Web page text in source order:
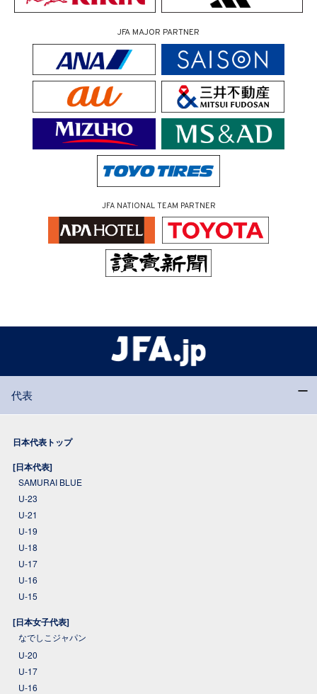
JFA MAJOR PARTNER
JFA NATIONAL TEAM PARTNER
代表
日本代表トップ
[日本代表]
SAMURAI BLUE
U-23
U-21
U-19
U-18
U-17
U-16
U-15
[日本女子代表]
なでしこジャパン
U-20
U-17
U-16